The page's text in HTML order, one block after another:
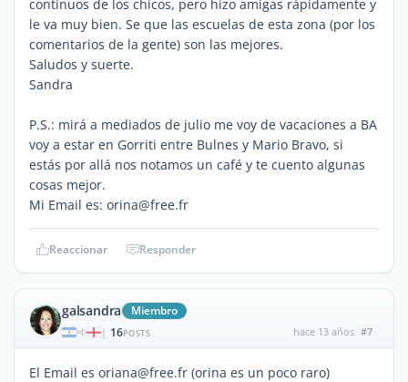
contínuos de los chicos, pero hizo amigas rápidamente y
le va muy bien. Se que las escuelas de esta zona (por los
comentarios de la gente) son las mejores.
Saludos y suerte.
Sandra
P.S.: mirá a mediados de julio me voy de vacaciones a BA
voy a estar en Gorriti entre Bulnes y Mario Bravo, si
estás por allá nos notamos un café y te cuento algunas
cosas mejor.
Mi Email es: orina@free.fr
Reaccionar Responder
galsandra Miembro
| 16POSTS hace 13 años #7
El Email es oriana@free.fr (orina es un poco raro)